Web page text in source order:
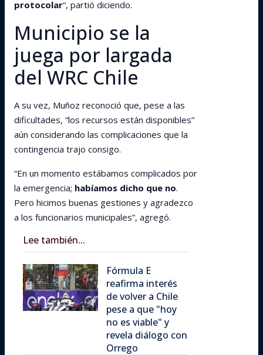
protocolar“, partió diciendo.
Municipio se la
juega por largada
del WRC Chile
A su vez, Muñoz reconoció que, pese a las
dificultades, “los recursos están disponibles”
aún considerando las complicaciones que la
contingencia trajo consigo.
“En un momento estábamos complicados por
la emergencia; habíamos dicho que no.
Pero hicimos buenas gestiones y agradezco
a los funcionarios municipales”, agregó.
Lee también...
Fórmula E
reafirma interés
de volver a Chile
pese a que "hoy
no es viable" y
revela diálogo con
Orrego